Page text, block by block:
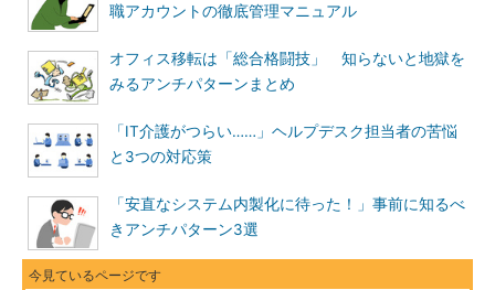
職アカウントの徹底管理マニュアル
オフィス移転は「総合格闘技」 知らないと地獄を
みるアンチパターンまとめ
「IT介護がつらい……」ヘルプデスク担当者の苦悩
と3つの対応策
「安直なシステム内製化に待った！」事前に知るべ
きアンチパターン3選